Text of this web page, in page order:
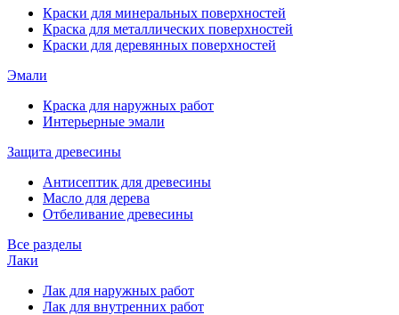
Краски для минеральных поверхностей
Краска для металлических поверхностей
Краски для деревянных поверхностей
Эмали
Краска для наружных работ
Интерьерные эмали
Защита древесины
Антисептик для древесины
Масло для дерева
Отбеливание древесины
Все разделы
Лаки
Лак для наружных работ
Лак для внутренних работ